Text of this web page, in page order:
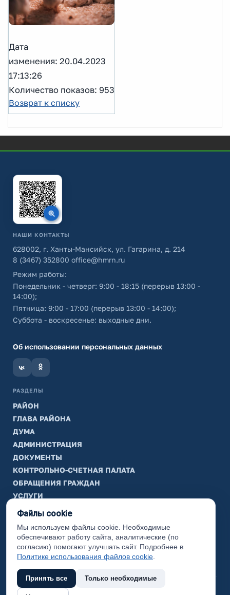
Дата
изменения: 20.04.2023
17:13:26
Количество показов: 953
Возврат к списку
НАШИ КОНТАКТЫ
628002, г. Ханты-Мансийск, ул. Гагарина, д. 214
8 (3467) 352800 office@hmrn.ru
Режим работы:
Понедельник - четверг: 9:00 - 18:15 (перерыв 13:00 -
14:00);
Пятница: 9:00 - 17:00 (перерыв 13:00 - 14:00);
Суббота - воскресенье: выходные дни.
Об использовании персональных данных
РАЗДЕЛЫ
РАЙОН
ГЛАВА РАЙОНА
ДУМА
АДМИНИСТРАЦИЯ
ДОКУМЕНТЫ
КОНТРОЛЬНО-СЧЕТНАЯ ПАЛАТА
ОБРАЩЕНИЯ ГРАЖДАН
УСЛУГИ
ТИК
ИНФОРМАЦИЯ
Законодательная карта
Карта сайта
(с) 2017 Ханты-Мансийский район, официальный сайт
Файлы cookie
Мы используем файлы cookie. Необходимые
обеспечивают работу сайта, аналитические (по
согласию) помогают улучшать сайт. Подробнее в
Политике использования файлов cookie
Принять все Только необходимые